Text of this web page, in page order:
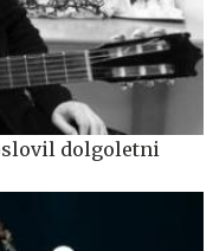
dolgoletni